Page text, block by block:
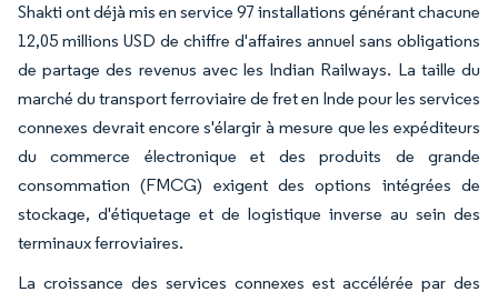
Shakti ont déjà mis en service 97 installations générant chacune
12,05 millions USD de chiffre d'affaires annuel sans obligations
de partage des revenus avec les Indian Railways. La taille du
marché du transport ferroviaire de fret en Inde pour les services
connexes devrait encore s'élargir à mesure que les expéditeurs
du commerce électronique et des produits de grande
consommation (FMCG) exigent des options intégrées de
stockage, d'étiquetage et de logistique inverse au sein des
terminaux ferroviaires.
La croissance des services connexes est accélérée par des